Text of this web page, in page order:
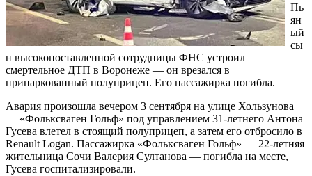
Пь
ян
ый
сы
н высокопоставленной сотрудницы ФНС устроил
смертельное ДТП в Воронеже — он врезался в
припаркованный полуприцеп. Его пассажирка погибла.
Авария произошла вечером 3 сентября на улице Хользунова
— «Фольксваген Гольф» под управлением 31-летнего Антона
Гусева влетел в стоящий полуприцеп, а затем его отбросило в
Renault Logan. Пассажирка «Фольксваген Гольф» — 22-летняя
жительница Сочи Валерия Султанова — погибла на месте,
Гусева госпитализировали.